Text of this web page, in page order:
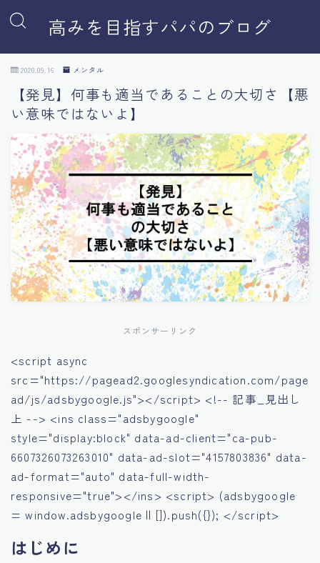
高みを目指すパパのブログ
2020.09.16 メンタル
【発見】何事も適当であることの大切さ【悪
い意味ではないよ】
スポンサーリンク
<script async
src="https://pagead2.googlesyndication.com/page
ad/js/adsbygoogle.js"></script> <!-- 記事_見出し
上 --> <ins class="adsbygoogle"
style="display:block" data-ad-client="ca-pub-
6607326073263010" data-ad-slot="4157803836" data-
ad-format="auto" data-full-width-
responsive="true"></ins> <script> (adsbygoogle
= window.adsbygoogle || []).push({}); </script>
はじめに